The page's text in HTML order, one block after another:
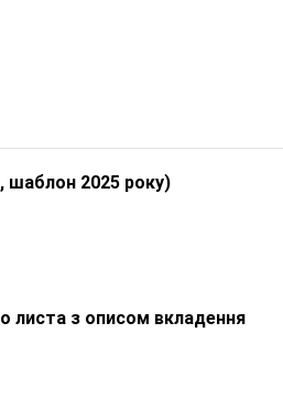
шаблон 2025 року)
листа з описом вкладення